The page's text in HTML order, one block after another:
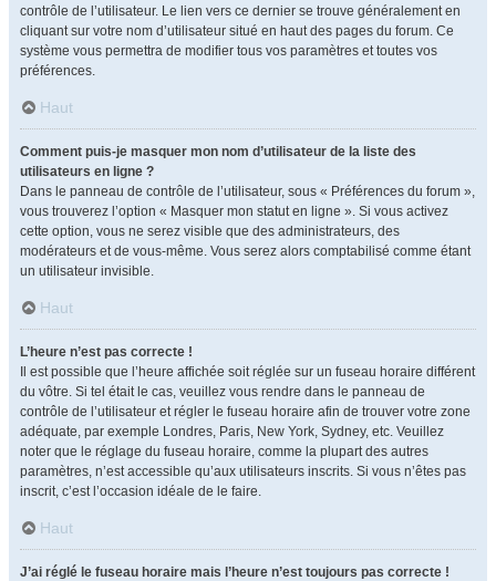
contrôle de l’utilisateur. Le lien vers ce dernier se trouve généralement en
cliquant sur votre nom d’utilisateur situé en haut des pages du forum. Ce
système vous permettra de modifier tous vos paramètres et toutes vos
préférences.
Haut
Comment puis-je masquer mon nom d’utilisateur de la liste des
utilisateurs en ligne ?
Dans le panneau de contrôle de l’utilisateur, sous « Préférences du forum »,
vous trouverez l’option « Masquer mon statut en ligne ». Si vous activez
cette option, vous ne serez visible que des administrateurs, des
modérateurs et de vous-même. Vous serez alors comptabilisé comme étant
un utilisateur invisible.
Haut
L’heure n’est pas correcte !
Il est possible que l’heure affichée soit réglée sur un fuseau horaire différent
du vôtre. Si tel était le cas, veuillez vous rendre dans le panneau de
contrôle de l’utilisateur et régler le fuseau horaire afin de trouver votre zone
adéquate, par exemple Londres, Paris, New York, Sydney, etc. Veuillez
noter que le réglage du fuseau horaire, comme la plupart des autres
paramètres, n’est accessible qu’aux utilisateurs inscrits. Si vous n’êtes pas
inscrit, c’est l’occasion idéale de le faire.
Haut
J’ai réglé le fuseau horaire mais l’heure n’est toujours pas correcte !